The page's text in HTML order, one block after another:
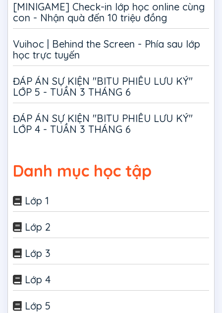
[MINIGAME] Check-in lớp học online cùng
con - Nhận quà đến 10 triệu đồng
Vuihoc | Behind the Screen - Phía sau lớp
học trực tuyến
ĐÁP ÁN SỰ KIỆN "BITU PHIÊU LƯU KÝ"
LỚP 5 - TUẦN 3 THÁNG 6
ĐÁP ÁN SỰ KIỆN "BITU PHIÊU LƯU KÝ"
LỚP 4 - TUẦN 3 THÁNG 6
Danh mục học tập
Lớp 1
Lớp 2
Lớp 3
Lớp 4
Lớp 5